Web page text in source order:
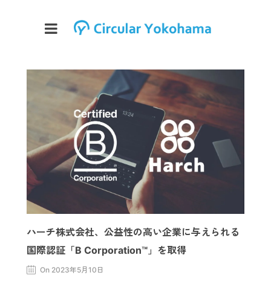
ハーチ株式会社、公益性の高い企業に与えられる
国際認証「B Corporation™」を取得
On 2023年5月10日